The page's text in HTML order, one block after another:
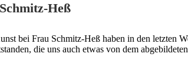
Heß
bei Frau Schmitz-Heß haben in den letzten
die uns auch etwas von dem